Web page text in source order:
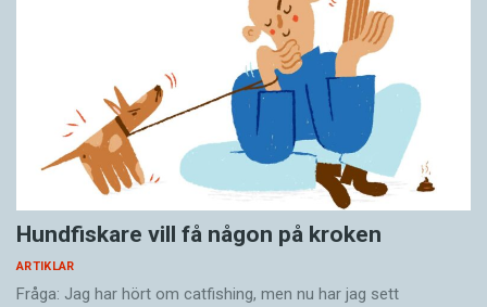
Hundfiskare vill få någon på kroken
ARTIKLAR
Fråga: Jag har hört om catfishing, men nu har jag sett